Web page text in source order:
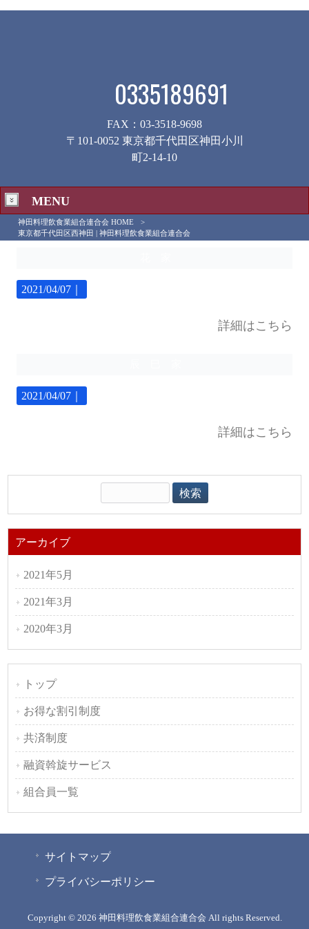
0335189691
FAX：03-3518-9698
〒101-0052 東京都千代田区神田小川
町2-14-10
MENU
神田料理飲食業組合連合会 HOME
>
東京都千代田区西神田 | 神田料理飲食業組合連合会
2021/04/07｜
詳細はこちら
2021/04/07｜
詳細はこちら
アーカイブ
2021年5月
2021年3月
2020年3月
トップ
お得な割引制度
共済制度
融資斡旋サービス
組合員一覧
サイトマップ
プライバシーポリシー
Copyright © 2026 神田料理飲食業組合連合会 All rights Reserved.